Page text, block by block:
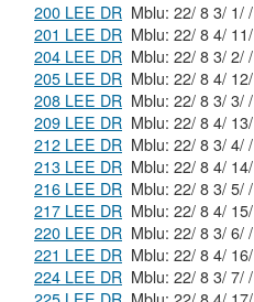
200 LEE DR
Mblu: 22/ 8 3/ 1/ /
201 LEE DR
204 LEE DR
Mblu: 22/ 8 3/ 2/ /
205 LEE DR
208 LEE DR
Mblu: 22/ 8 3/ 3/ /
209 LEE DR
212 LEE DR
Mblu: 22/ 8 3/ 4/ /
213 LEE DR
216 LEE DR
Mblu: 22/ 8 3/ 5/ /
217 LEE DR
220 LEE DR
Mblu: 22/ 8 3/ 6/ /
221 LEE DR
224 LEE DR
Mblu: 22/ 8 3/ 7/ /